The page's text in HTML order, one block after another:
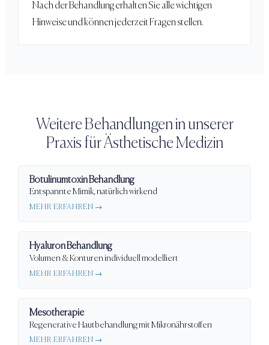
Nach der Behandlung erhalten Sie alle wichtigen
Hinweise und können jederzeit Fragen stellen.
Weitere Behandlungen in unserer
Praxis für Ästhetische Medizin
Botulinumtoxin Behandlung
Entspannte Mimik, natürlich wirkend
MEHR ERFAHREN →
Hyaluron Behandlung
Volumen & Konturen individuell modelliert
MEHR ERFAHREN →
Mesotherapie
Regenerative Hautbehandlung mit Mikronährstoffen
MEHR ERFAHREN →